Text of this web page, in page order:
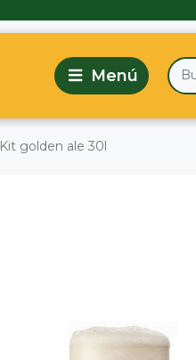
Kit golden ale 30l